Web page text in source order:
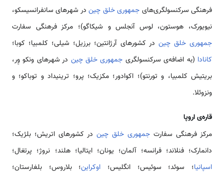
فرهنگی سرکنسولگری‌های جمهوری خلق چیندر شهرهای سانفرانسیسکو،
نیویورک، هوستون، لوس آنجلس و شیکاگو)؛ مرکز فرهنگی سفارت
جمهوری خلق چین در کشورهای آرژانتین؛ برزیل؛ شیلی؛ کلمبیا؛ کوبا؛
کانادا (به اضافه‌ی سرکنسولگری جمهوری خلق چین در شهرهای ونکو وِر،
بریتیش کلمبیا، و تورنتو)؛ اکوادور؛ مکزیک؛ پرو؛ ترینیداد و توباکو؛ و
ونزوئلا.
قاره‌ی اروپا
مرکز فرهنگی سفارت جمهوری خلق چین در کشورهای اتریش؛ بلژیک؛
دانمارک؛ فنلاند؛ فرانسه؛ آلمان؛ یونان؛ ایتالیا؛ هلند؛ نروژ؛ پرتغال؛
اسپانیا؛ سوئد؛ سوئیس؛ انگلیس؛ اوکراین؛ بلاروس؛ بلغارستان؛